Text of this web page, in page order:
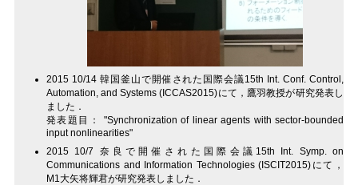
2015 10/14 韓国釜山で開催された国際会議15th Int. Conf. Control,
Automation, and Systems (ICCAS2015)にて，鷹羽教授が研究発表し
ました．
発表題目： "Synchronization of linear agents with sector-bounded
input nonlinearities"
2015 10/7 奈良で開催された国際会議15th Int. Symp. on
Communications and Information Technologies (ISCIT2015)にて，
M1大矢将輝君が研究発表しました．